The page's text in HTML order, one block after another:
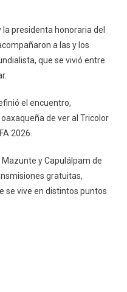
presidenta honoraria del
a las y los
que se vivió entre
el encuentro,
de ver al Tricolor
2026.
y Capulálpam de
gratuitas,
se vive en distintos puntos